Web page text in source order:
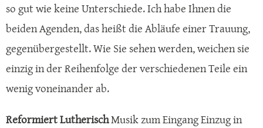
so gut wie keine Unterschiede. Ich habe Ihnen die
beiden Agenden, das heißt die Abläufe einer Trauung,
gegenübergestellt. Wie Sie sehen werden, weichen sie
einzig in der Reihenfolge der verschiedenen Teile ein
wenig voneinander ab.
ReformiertLutherischMusik zum Eingang Einzug in